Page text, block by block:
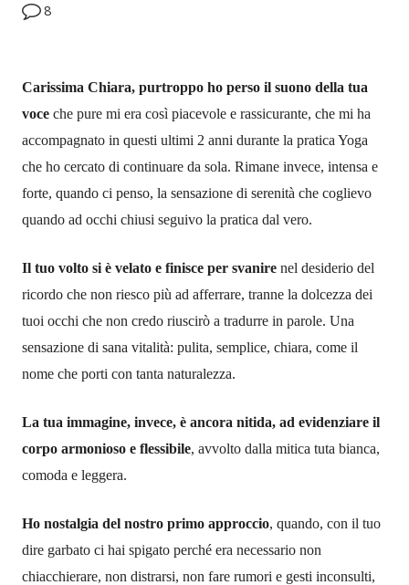
8
Carissima Chiara, purtroppo ho perso il suono della tua
voce che pure mi era così piacevole e rassicurante, che mi ha
accompagnato in questi ultimi 2 anni durante la pratica Yoga
che ho cercato di continuare da sola. Rimane invece, intensa e
forte, quando ci penso, la sensazione di serenità che coglievo
quando ad occhi chiusi seguivo la pratica dal vero.
Il tuo volto si è velato e finisce per svanire nel desiderio del
ricordo che non riesco più ad afferrare, tranne la dolcezza dei
tuoi occhi che non credo riuscirò a tradurre in parole. Una
sensazione di sana vitalità: pulita, semplice, chiara, come il
nome che porti con tanta naturalezza.
La tua immagine, invece, è ancora nitida, ad evidenziare il
corpo armonioso e flessibile, avvolto dalla mitica tuta bianca,
comoda e leggera.
Ho nostalgia del nostro primo approccio, quando, con il tuo
dire garbato ci hai spigato perché era necessario non
chiacchierare, non distrarsi, non fare rumori e gesti inconsulti,